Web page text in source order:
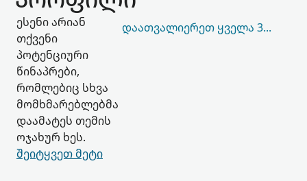
ესენი არიან
თქვენი
პოტენციური
წინაპრები,
რომლებიც სხვა
მომხმარებლებმა
დაამატეს თემის
ოჯახურ ხეს.
შეიტყვეთ მეტი
ᲓᲐᲐᲗᲕᲐᲚᲘᲔᲠᲔᲗ ᲧᲕᲔᲚᲐ 35,550